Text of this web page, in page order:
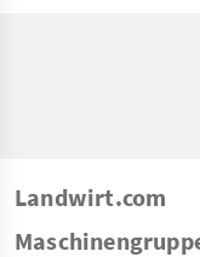
Landwirt.com